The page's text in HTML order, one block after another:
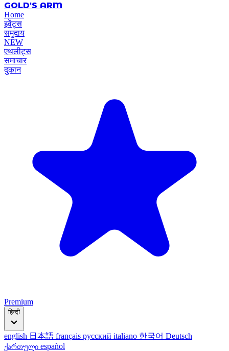
GOLD'S ARM
Home
इवेंट्स
समुदाय
NEW
एथलीट्स
समाचार
दुकान
Premium
हिन्दी
english 日本語 français русский italiano 한국어 Deutsch
ქართული español